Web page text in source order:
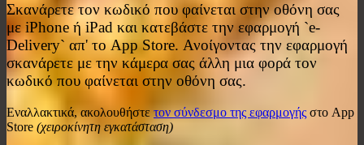
Σκανάρετε τον κωδικό που φαίνεται στην οθόνη σας
με iPhone ή iPad και κατεβάστε την εφαρμογή `e-
Delivery` απ' το App Store. Ανοίγοντας την εφαρμογή
σκανάρετε με την κάμερα σας άλλη μια φορά τον
κωδικό που φαίνεται στην οθόνη σας.
Εναλλακτικά, ακολουθήστετον σύνδεσμο της εφαρμογής στο App
Store (χειροκίνητη εγκατάσταση)